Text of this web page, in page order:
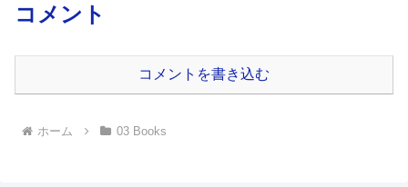
コメント
コメントを書き込む
ホーム 03 Books